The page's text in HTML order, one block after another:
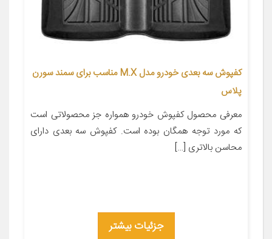
کفپوش سه بعدی خودرو مدل M.X مناسب برای سمند سورن
پلاس
معرفی محصول کفپوش خودرو همواره جز محصولاتی است
که مورد توجه همگان بوده است. کفپوش سه بعدی دارای
محاسن بالاتری […]
جزئیات بیشتر